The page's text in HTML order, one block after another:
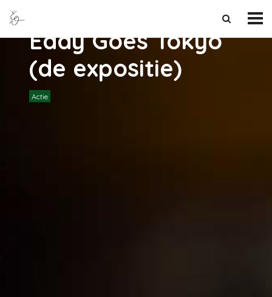
Eddy Goes Tokyo
(de expositie)
Actie